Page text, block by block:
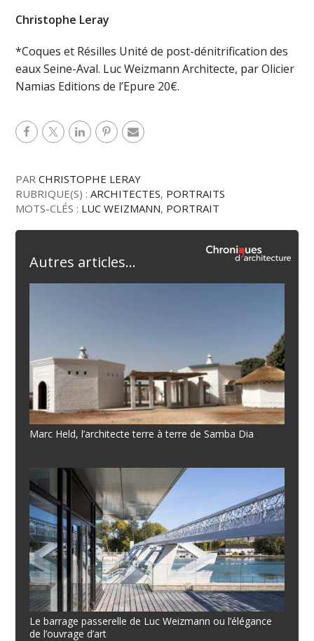
Christophe Leray
*Coques et Résilles Unité de post-dénitrification des
eaux Seine-Aval. Luc Weizmann Architecte, par Olicier
Namias Editions de l’Epure 20€.
PARCHRISTOPHE LERAY
RUBRIQUE(S) :ARCHITECTES, PORTRAITS
MOTS-CLÉS : LUC WEIZMANN, PORTRAIT
Autres articles...
Marc Held, l’architecte terre à terre de Samba Dia
Le barrage passerelle de Luc Weizmann ou l’élégance
de l’ouvrage d’art